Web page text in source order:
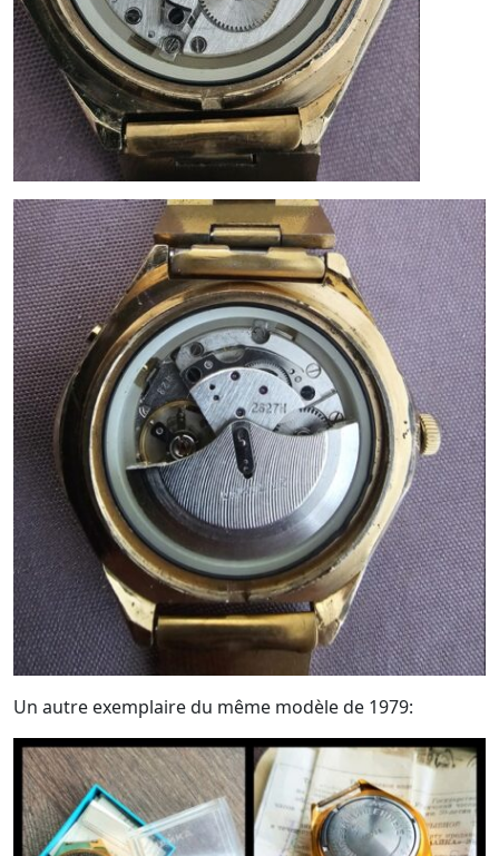
Un autre exemplaire du même modèle de 1979: